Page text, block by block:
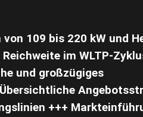
109 bis 220 kW und
im WLTP-
und großzügiges
+++